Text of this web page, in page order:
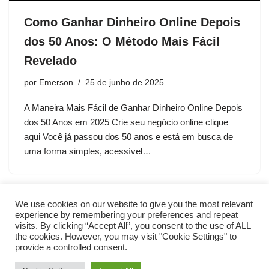
Como Ganhar Dinheiro Online Depois
dos 50 Anos: O Método Mais Fácil
Revelado
por Emerson 25 de junho de 2025
A Maneira Mais Fácil de Ganhar Dinheiro Online Depois
dos 50 Anos em 2025 Crie seu negócio online clique
aqui Você já passou dos 50 anos e está em busca de
uma forma simples, acessível…
We use cookies on our website to give you the most relevant
experience by remembering your preferences and repeat
visits. By clicking “Accept All”, you consent to the use of ALL
the cookies. However, you may visit "Cookie Settings" to
provide a controlled consent.